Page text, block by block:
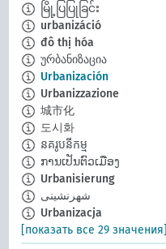
မြို့ပြပြုခြင်း
urbanizáció
đô thị hóa
ურბანიზაცია
Urbanización
Urbanizzazione
城市化
도시화
នគរូបនីកម្ម
ການເປັນຕົວເມືອງ
Urbanisierung
شهرنشینی
Urbanizacja
[показать все 29 значения]